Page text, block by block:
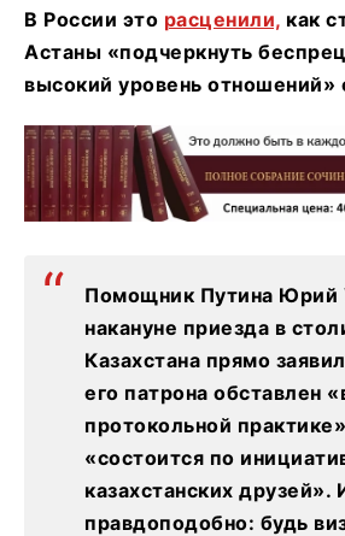
В России это расценили, как
Астаны «подчеркнуть
высокий уровень отношений»
Помощник Путина Юрий
накануне приезда в
Казахстана прямо
его патрона обставлен
протокольной
«состоится по
казахстанских друзей».
правдоподобно: будь